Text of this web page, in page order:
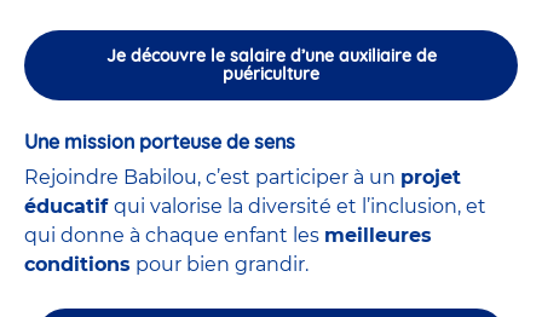
Je découvre le salaire d’une auxiliaire de
puériculture
Une mission porteuse de sens
Rejoindre Babilou, c’est participer à un projet
éducatif qui valorise la diversité et l’inclusion, et
qui donne à chaque enfant les meilleures
conditions pour bien grandir.